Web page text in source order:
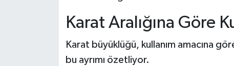
Karat Aralığına Göre
Karat büyüklüğü, kullanım amacına
bu ayrımı özetliyor.